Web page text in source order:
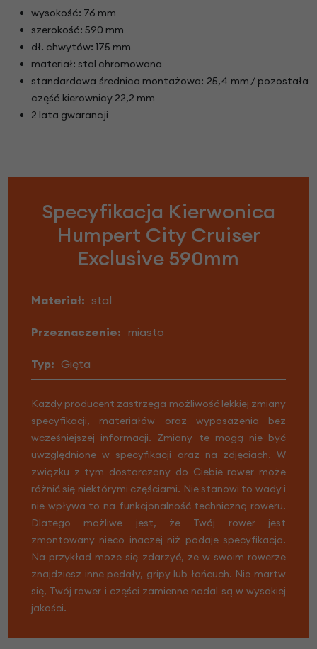
wysokość: 76 mm
szerokość: 590 mm
dł. chwytów: 175 mm
materiał: stal chromowana
standardowa średnica montażowa: 25,4 mm / pozostała
część kierownicy 22,2 mm
2 lata gwarancji
Specyfikacja Kierwonica
Humpert City Cruiser
Exclusive 590mm
Materiał: stal
Przeznaczenie: miasto
Typ: Gięta
Każdy producent zastrzega możliwość lekkiej zmiany
specyfikacji, materiałów oraz wyposażenia bez
wcześniejszej informacji. Zmiany te mogą nie być
uwzględnione w specyfikacji oraz na zdjęciach. W
związku z tym dostarczony do Ciebie rower może
różnić się niektórymi częściami. Nie stanowi to wady i
nie wpływa to na funkcjonalność techniczną roweru.
Dlatego możliwe jest, że Twój rower jest
zmontowany nieco inaczej niż podaje specyfikacja.
Na przykład może się zdarzyć, że w swoim rowerze
znajdziesz inne pedały, gripy lub łańcuch. Nie martw
się, Twój rower i części zamienne nadal są w wysokiej
jakości.